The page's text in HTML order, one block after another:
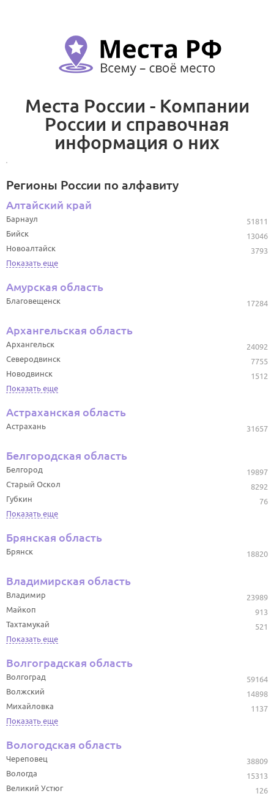
Места России - Компании
России и справочная
информация о них
Регионы России по алфавиту
Алтайский край
51811
Барнаул
13046
Бийск
3793
Новоалтайск
Показать еще
Амурская область
17284
Благовещенск
Архангельская область
24092
Архангельск
7755
Северодвинск
1512
Новодвинск
Показать еще
Астраханская область
31657
Астрахань
Белгородская область
19897
Белгород
8292
Старый Оскол
76
Губкин
Показать еще
Брянская область
18820
Брянск
Владимирская область
23989
Владимир
913
Майкоп
521
Тахтамукай
Показать еще
Волгоградская область
59164
Волгоград
14898
Волжский
1137
Михайловка
Показать еще
Вологодская область
38809
Череповец
15313
Вологда
126
Великий Устюг